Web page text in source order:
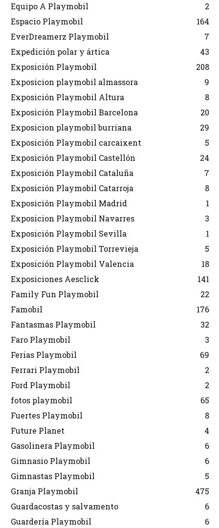
Equipo A Playmobil
2
Espacio Playmobil
164
EverDreamerz Playmobil
7
Expedición polar y ártica
43
Exposición Playmobil
208
Exposicion playmobil almassora
9
Exposición Playmobil Altura
8
Exposición Playmobil Barcelona
20
Exposicion playmobil burriana
29
Exposición Playmobil carcaixent
5
Exposición Playmobil Castellón
24
Exposición Playmobil Cataluña
7
Exposición Playmobil Catarroja
8
Exposición Playmobil Madrid
1
Exposicion Playmobil Navarres
3
Exposición Playmobil Sevilla
1
Exposición Playmobil Torrevieja
5
Exposición Playmobil Valencia
18
Exposiciones Aesclick
141
Family Fun Playmobil
22
Famobil
176
Fantasmas Playmobil
32
Faro Playmobil
3
Ferias Playmobil
69
Ferrari Playmobil
2
Ford Playmobil
2
fotos playmobil
65
Fuertes Playmobil
8
Future Planet
4
Gasolinera Playmobil
6
Gimnasio Playmobil
6
Gimnastas Playmobil
5
Granja Playmobil
475
Guardacostas y salvamento
6
Guardería Playmobil
6